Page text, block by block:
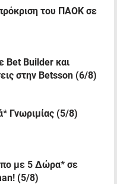
του ΠΑΟΚ σε
Bet Builder και
στην Betsson (6/8)
Γνωριμίας (5/8)
με 5 Δώρα* σε
(5/8)